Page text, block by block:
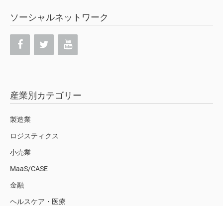
ソーシャルネットワーク
産業別カテゴリー
製造業
ロジスティクス
小売業
MaaS/CASE
金融
ヘルスケア・医療